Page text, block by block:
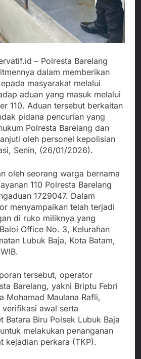
– Polresta Barelang
dalam memberikan
masyarakat melalui
aduan yang masuk melalui
110. Aduan tersebut berkaitan
pidana pencurian yang
Polresta Barelang dan
oleh personel kepolisian
Senin, (26/01/2026).
oleh seorang warga bernama
110 Polresta Barelang
1729047. Dalam
menyampaikan telah terjadi
di ruko miliknya yang
Office No. 3, Kelurahan
Lubuk Baja, Kota Batam,
tersebut, operator
Barelang, yakni Briptu Febri
Mohamad Maulana Rafli,
verifikasi awal serta
Batara Biru Polsek Lubuk Baja
melakukan penanganan
kejadian perkara (TKP).